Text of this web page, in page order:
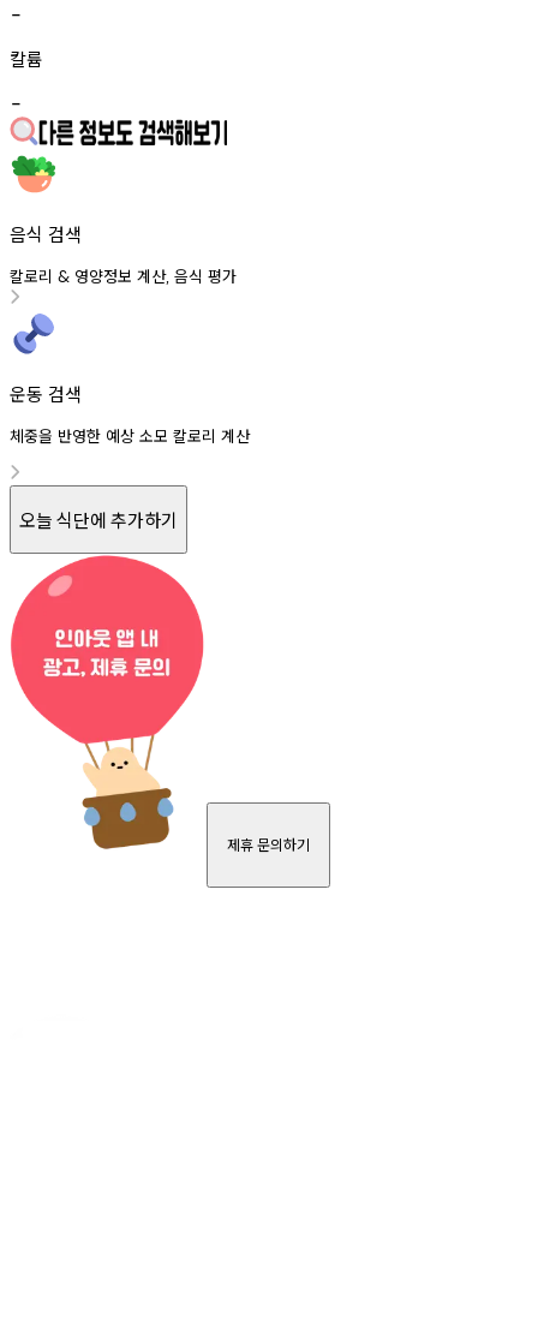
-
칼륨
-
음식 검색
칼로리 & 영양정보 계산, 음식 평가
운동 검색
체중을 반영한 예상 소모 칼로리 계산
오늘 식단에 추가하기
제휴 문의하기